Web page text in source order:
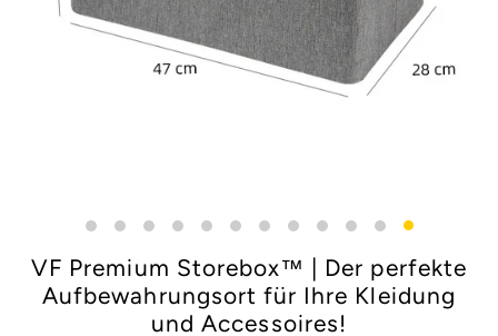
VF Premium Storebox™ | Der perfekte
Aufbewahrungsort für Ihre Kleidung
und Accessoires!